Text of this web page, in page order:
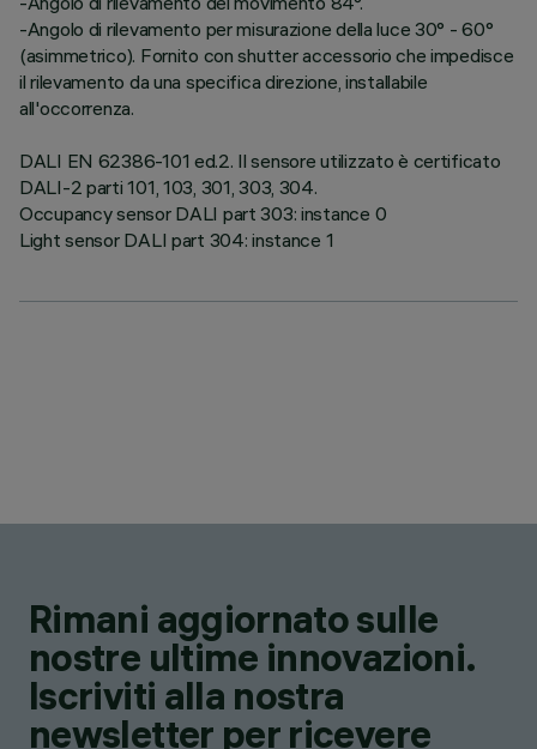
-Angolo di rilevamento per misurazione della luce 30° - 60°
(asimmetrico). Fornito con shutter accessorio che impedisce
il rilevamento da una specifica direzione, installabile
all'occorrenza.
DALI EN 62386-101 ed.2. Il sensore utilizzato è certificato
DALI-2 parti 101, 103, 301, 303, 304.
Occupancy sensor DALI part 303: instance 0
Light sensor DALI part 304: instance 1
Rimani aggiornato sulle
nostre ultime innovazioni.
Iscriviti alla nostra
newsletter per ricevere